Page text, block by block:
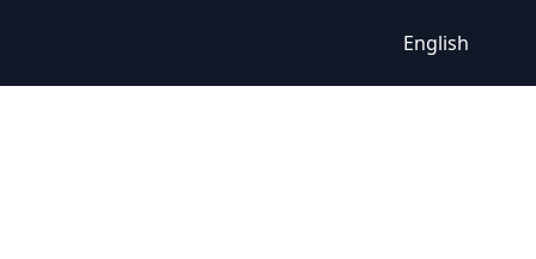
English